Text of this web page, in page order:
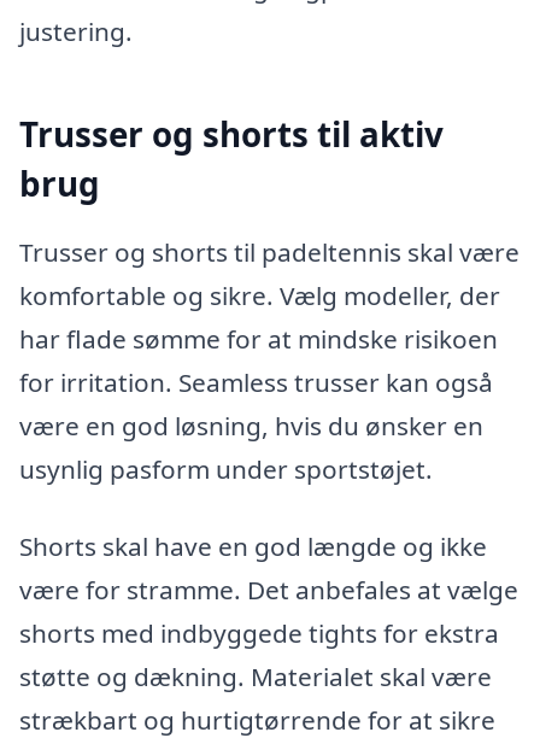
justering.
Trusser og shorts til aktiv
brug
Trusser og shorts til padeltennis skal være
komfortable og sikre. Vælg modeller, der
har flade sømme for at mindske risikoen
for irritation. Seamless trusser kan også
være en god løsning, hvis du ønsker en
usynlig pasform under sportstøjet.
Shorts skal have en god længde og ikke
være for stramme. Det anbefales at vælge
shorts med indbyggede tights for ekstra
støtte og dækning. Materialet skal være
strækbart og hurtigtørrende for at sikre